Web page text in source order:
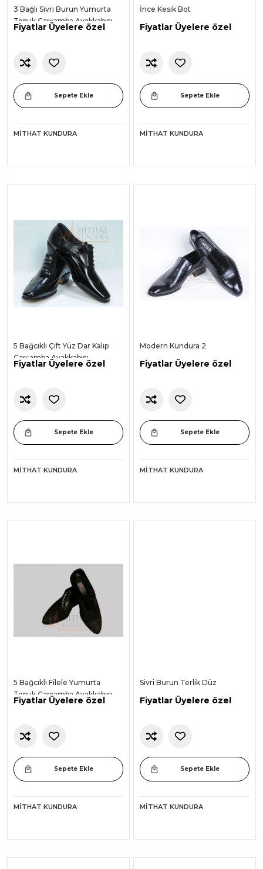
3 Bağlı Sivri Burun Yumurta
Topuk Çarşamba Ayakkabısı
Fiyatlar Üyelere özel
Sepete Ekle
MITHAT KUNDURA
İnce Kesik Bot
Fiyatlar Üyelere özel
Sepete Ekle
MITHAT KUNDURA
5 Bağcıklı Çift Yüz Dar Kalıp
Çarşamba Ayakkabısı
Fiyatlar Üyelere özel
Sepete Ekle
MITHAT KUNDURA
Modern Kundura 2
Fiyatlar Üyelere özel
Sepete Ekle
MITHAT KUNDURA
5 Bağcıklı Filele Yumurta
Topuk Çarşamba Ayakkabısı
Fiyatlar Üyelere özel
Sepete Ekle
MITHAT KUNDURA
Sivri Burun Terlik Düz
Fiyatlar Üyelere özel
Sepete Ekle
MITHAT KUNDURA